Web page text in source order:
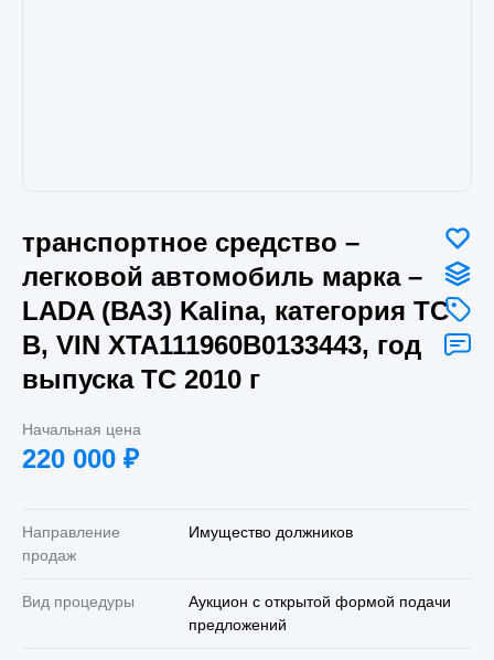
транспортное средство –
легковой автомобиль марка –
LADA (ВАЗ) Kalina, категория ТС
В, VIN XTA111960B0133443, год
выпуска ТС 2010 г
Начальная цена
220 000 ₽
Направление
продаж
Имущество должников
Вид процедуры
Аукцион с открытой формой подачи
предложений